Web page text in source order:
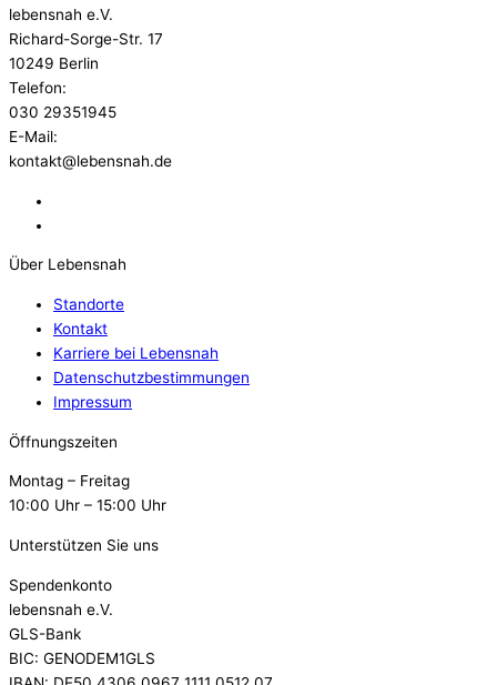
lebensnah e.V.
Richard-Sorge-Str. 17
10249 Berlin
Telefon:
030 29351945
E-Mail:
kontakt@lebensnah.de
Über Lebensnah
Standorte
Kontakt
Karriere bei Lebensnah
Datenschutzbestimmungen
Impressum
Öffnungszeiten
Montag – Freitag
10:00 Uhr – 15:00 Uhr
Unterstützen Sie uns
Spendenkonto
lebensnah e.V.
GLS-Bank
BIC: GENODEM1GLS